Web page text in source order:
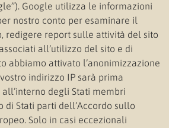
Google utilizza le informazioni
nostro conto per esaminare il
redigere report sulle attività del sito
all’utilizzo del sito e di
abbiamo attivato l’anonimizzazione
indirizzo IP sarà prima
degli Stati membri
di Stati parti dell’Accordo sullo
Solo in casi eccezionali